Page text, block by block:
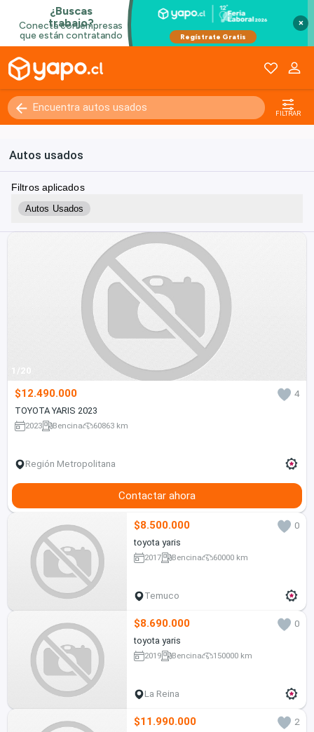
×
FILTRAR
Autos usados
Filtros aplicados
Autos Usados
1/20
$12.490.000
4
TOYOTA YARIS 2023
2023 Bencina 60863 km
Región Metropolitana
Contactar ahora
$8.500.000
0
toyota yaris
2017 Bencina 60000 km
Temuco
$8.690.000
0
toyota yaris
2019 Bencina 150000 km
La Reina
$11.990.000
2